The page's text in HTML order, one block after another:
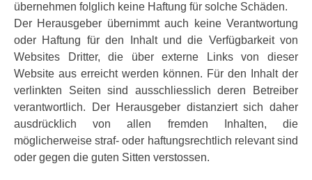
übernehmen folglich keine Haftung für solche Schäden.
Der Herausgeber übernimmt auch keine Verantwortung
oder Haftung für den Inhalt und die Verfügbarkeit von
Websites Dritter, die über externe Links von dieser
Website aus erreicht werden können. Für den Inhalt der
verlinkten Seiten sind ausschliesslich deren Betreiber
verantwortlich. Der Herausgeber distanziert sich daher
ausdrücklich von allen fremden Inhalten, die
möglicherweise straf- oder haftungsrechtlich relevant sind
oder gegen die guten Sitten verstossen.